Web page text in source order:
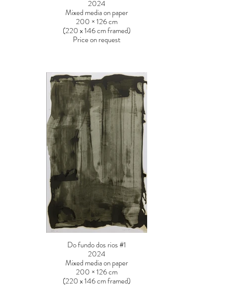
2024
Mixed media on paper
200 × 126 cm
(220 x 146 cm framed)
Price on request
Do fundo dos rios #1
2024
Mixed media on paper
200 × 126 cm
(220 x 146 cm framed)